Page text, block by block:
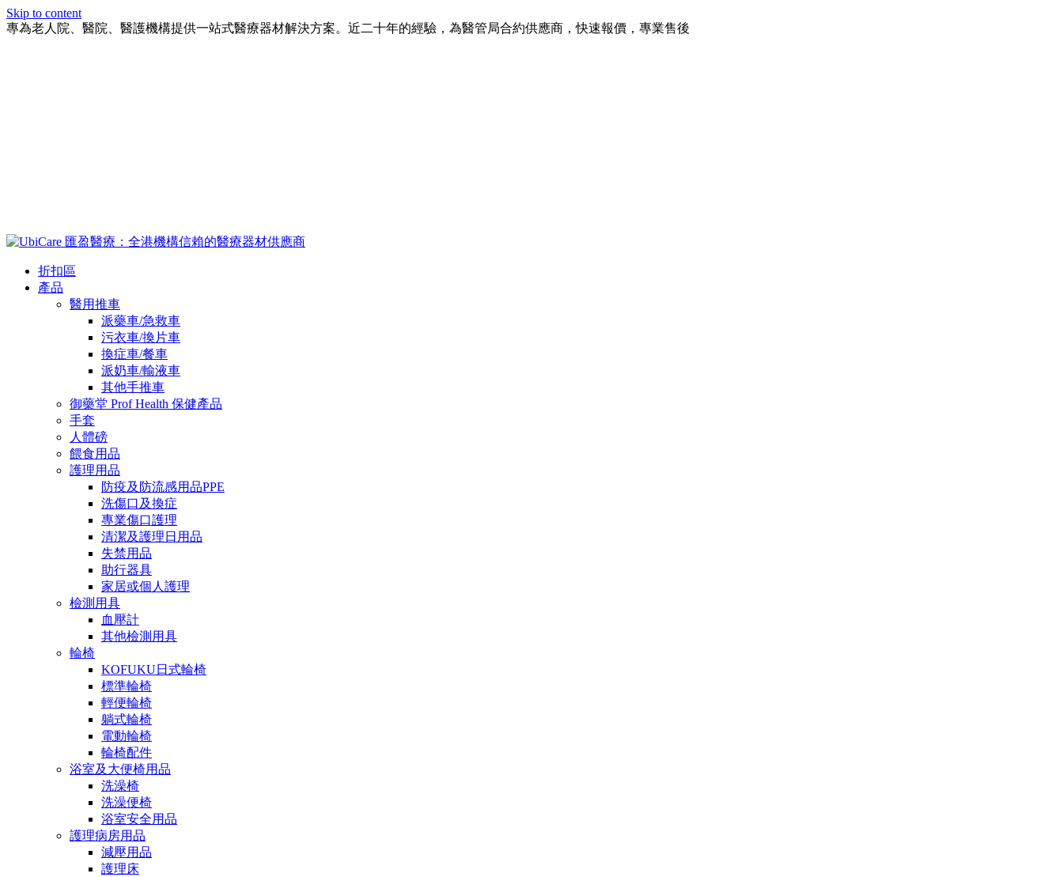
Skip to content
專為老人院、醫院、醫護機構提供一站式醫療器材解決方案。近二十年的經驗，為醫管局合約供應商，快速報價，專業售後
折扣區
產品
醫用推車
派藥車/急救車
污衣車/換片車
換症車/餐車
派奶車/輸液車
其他手推車
御藥堂 Prof Health 保健產品
手套
人體磅
餵食用品
護理用品
防疫及防流感用品PPE
洗傷口及換症
專業傷口護理
清潔及護理日用品
失禁用品
助行器具
家居或個人護理
檢測用具
血壓計
其他檢測用具
輪椅
KOFUKU日式輪椅
標準輪椅
輕便輪椅
躺式輪椅
電動輪椅
輪椅配件
浴室及大便椅用品
洗澡椅
洗澡便椅
浴室安全用品
護理病房用品
減壓用品
護理床